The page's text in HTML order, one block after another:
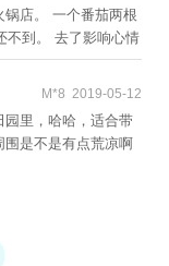
店。 一个番茄两根
不到。 去了影响心情
M*8 2019-05-12
园里，哈哈，适合带
围是不是有点荒凉啊